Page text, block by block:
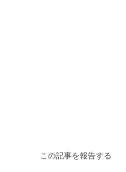
この記事を報告する